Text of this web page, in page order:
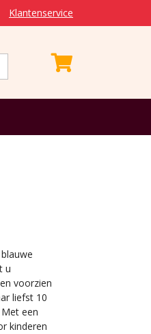
Klantenservice
u
voorzien
liefst 10
een
kinderen